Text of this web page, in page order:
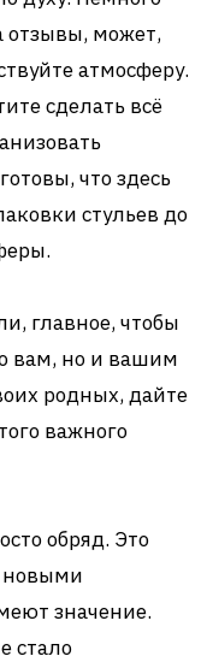
отзывы, может,
атмосферу.
сделать всё
что здесь
стульев до
главное, чтобы
вам, но и вашим
родных, дайте
важного
обряд. Это
новыми
значение.
стало